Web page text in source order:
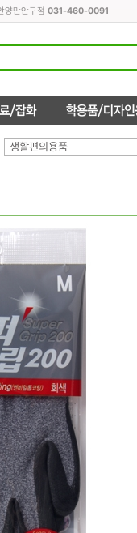
양만안구점 031-460-0091
생활편의용품